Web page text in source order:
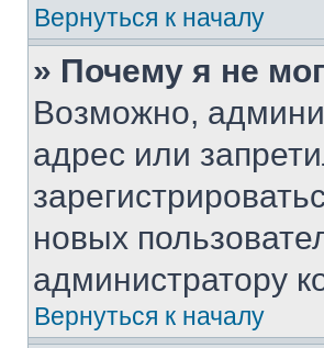
Вернуться к началу
» Почему я не
Возможно,
адрес или
новых
администратору
Вернуться к началу